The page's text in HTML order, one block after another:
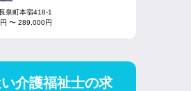
泉町本宿418-1
〜 289,000円
介護福祉士の求